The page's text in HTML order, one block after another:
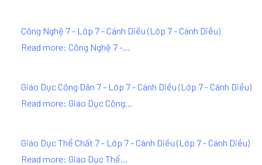
Công Nghệ 7 - Lớp 7 - Cánh Diều (Lớp 7 - Cánh Diều)
Read more: Công Nghệ 7 -...
Giáo Dục Công Dân 7 - Lớp 7 - Cánh Diều (Lớp 7 - Cánh Diều)
Read more: Giáo Dục Công...
Giáo Dục Thể Chất 7 - Lớp 7 - Cánh Diều (Lớp 7 - Cánh Diều)
Read more: Giáo Dục Thể...